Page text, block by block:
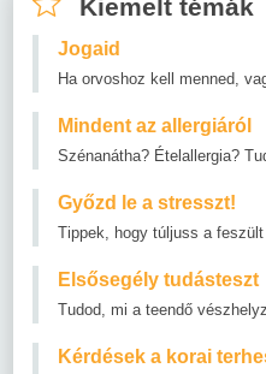
Kiemelt témák
Jogaid
Ha orvoshoz kell menned,
Mindent az allergiáról
Szénanátha? Ételallergia?
Győzd le a stresszt!
Tippek, hogy túljuss a
Elsősegély tudásteszt
Tudod, mi a teendő
Kérdések a korai